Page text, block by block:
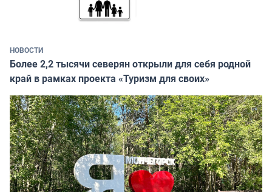
НОВОСТИ
Более 2,2 тысячи северян открыли для себя родной
край в рамках проекта «Туризм для своих»